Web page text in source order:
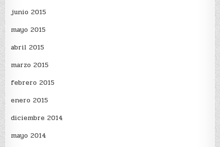
junio 2015
mayo 2015
abril 2015
marzo 2015
febrero 2015
enero 2015
diciembre 2014
mayo 2014